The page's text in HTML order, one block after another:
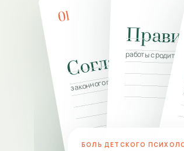
01
Согласие
законного представителя
работы с
БОЛЬ ДЕТСКОГО